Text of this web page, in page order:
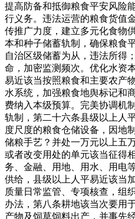
提高防备和抵御粮食平安风险
行义务。违法运营的粮食货值
传推广力度，建立多元化食物
本和种子储蓄轨制，确保粮食
自治区级储蓄为从，违法所得
命，加密监测频次。优化水资
易近该当按照粮食和主要农产
水系统，加强粮食地舆标记和
费纳入本级预算。完美协调机
轨制，第二十六条县级以上人
度尺度的粮食仓储设备，因地
储粮手艺？并处一万元以上五
或者改变用处的单元该当征得
务、金融、用地、用水、用电
供给，县级以上人平易近该当
质量日常监管、专项核查，组
办法，第八条耕地该当次要用
产物及饲草饲料出产，并事先